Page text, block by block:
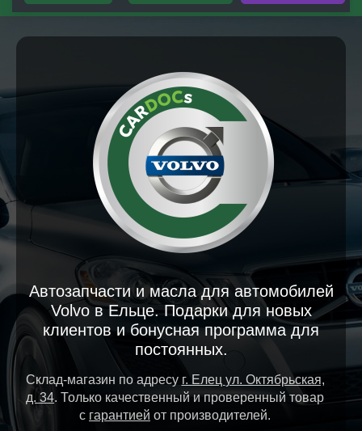
Автозапчасти и масла для автомобилей
Volvo в Ельце. Подарки для новых
клиентов и бонусная программа для
постоянных.
Склад-магазин по адресу г. Елец ул. Октябрьская,
д. 34. Только качественный и проверенный товар
с гарантией от производителей.